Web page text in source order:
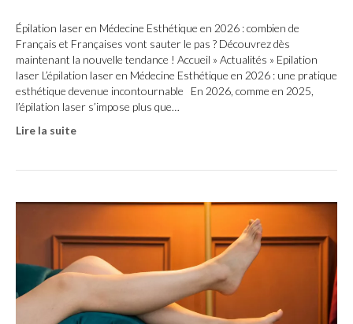
Épilation laser en Médecine Esthétique en 2026 : combien de
Français et Françaises vont sauter le pas ? Découvrez dès
maintenant la nouvelle tendance ! Accueil » Actualités » Epilation
laser L’épilation laser en Médecine Esthétique en 2026 : une pratique
esthétique devenue incontournable En 2026, comme en 2025,
l’épilation laser s’impose plus que…
Lire la suite